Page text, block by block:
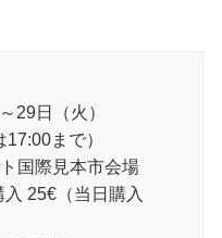
29日（火）
まで）
国際見本市会場
25€（当日購入